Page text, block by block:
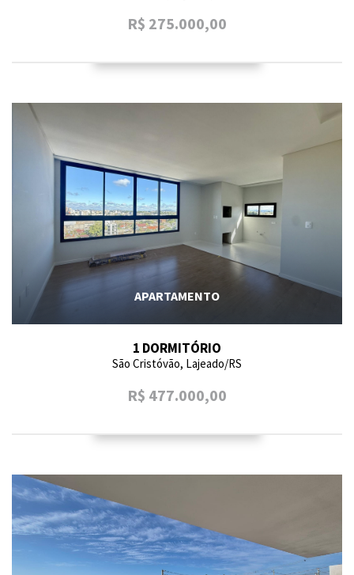
R$ 275.000,00
APARTAMENTO
1 DORMITÓRIO
São Cristóvão, Lajeado/RS
R$ 477.000,00